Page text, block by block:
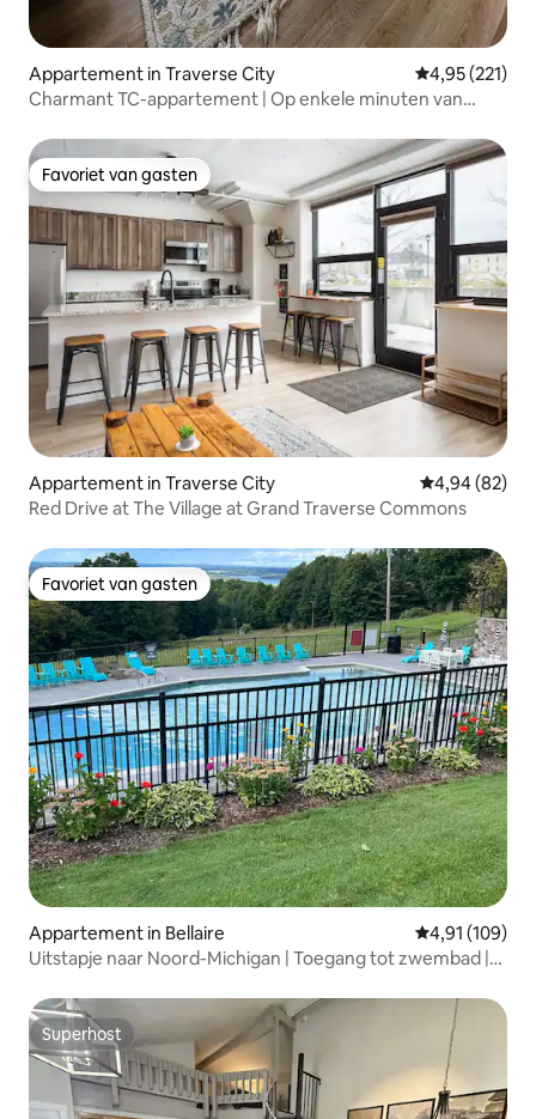
Appartement in Traverse City Gemiddelde
4,95 (221)
Charmant TC-appartement | Op enkele minuten van
Favoriet van gasten
Favoriet van gasten
Appartement in Traverse City Gemiddelde
4,94 (82)
Red Drive at The Village at Grand Traverse Commons
Favoriet van gasten
Favoriet van gasten
Appartement in Bellaire Gemiddelde
4,91 (109)
Uitstapje naar Noord-Michigan | Toegang tot zwembad |
Superhost
Superhost